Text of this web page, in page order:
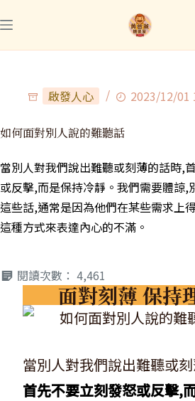
啟發人心 2023/12/01
如何面對別人說的難聽話
當別人對我們說出難聽或刻薄的話時,
或反擊,而是保持冷靜。我們需要體諒,
這些話,通常是因為他們在某些需求上
這種方式來表達內心的不滿。
閱讀次數： 4,461
面對刻薄 保持
當別人對我們說出難聽或
首先不要立刻發怒或反擊,